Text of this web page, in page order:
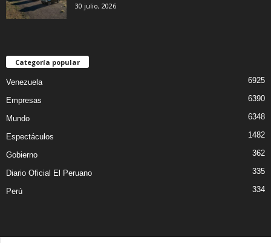
30 julio, 2026
Categoría popular
Venezuela 6925
Empresas 6390
Mundo 6348
Espectáculos 1482
Gobierno 362
Diario Oficial El Peruano 335
Perú 334